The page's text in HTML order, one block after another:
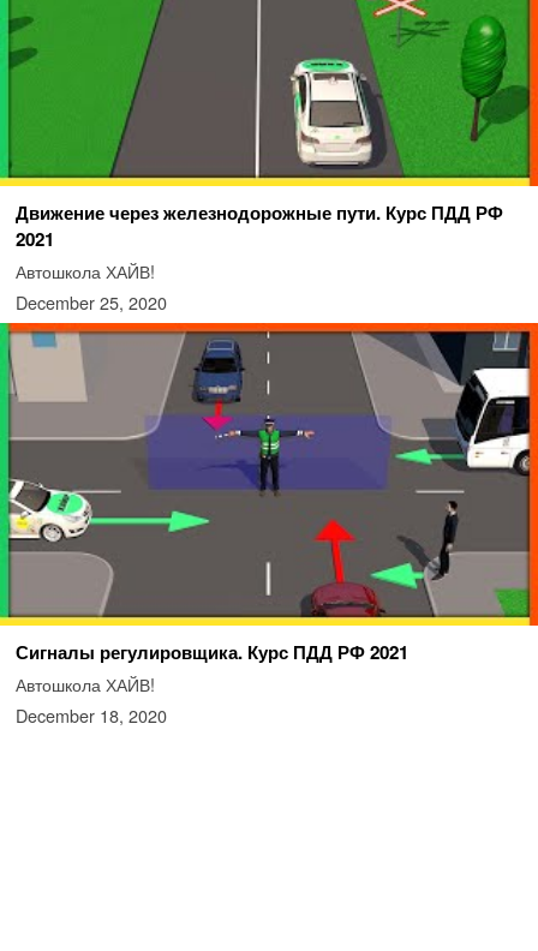
Движение через железнодорожные пути. Курс ПДД РФ
2021
Автошкола ХАЙВ!
December 25, 2020
Сигналы регулировщика. Курс ПДД РФ 2021
Автошкола ХАЙВ!
December 18, 2020